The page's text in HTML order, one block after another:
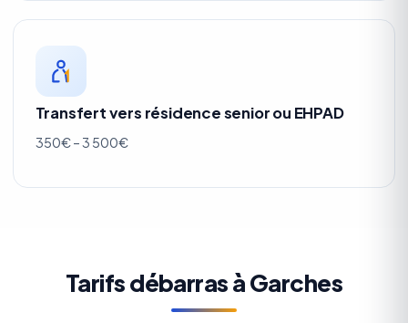
Transfert vers résidence senior ou EHPAD
350€ – 3 500€
Tarifs débarras à Garches